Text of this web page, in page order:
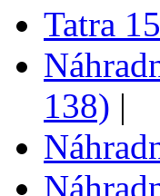
Tatra
138) |